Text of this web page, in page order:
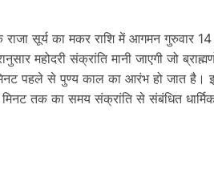
सूर्य का मकर राशि में आगमन गुरुवार
महोदरी संक्रांति मानी जाएगी जो
पहले से पुण्य काल का आरंभ हो जात है।
तक का समय संक्रांति से संबंधित